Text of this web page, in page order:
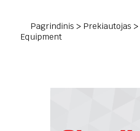
Pagrindinis > Prekiautojas >
Equipment